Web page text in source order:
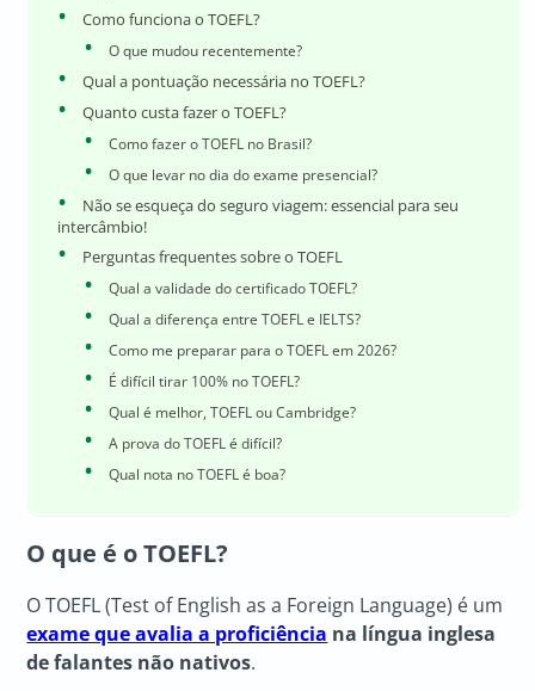
Como funciona o TOEFL?
O que mudou recentemente?
Qual a pontuação necessária no TOEFL?
Quanto custa fazer o TOEFL?
Como fazer o TOEFL no Brasil?
O que levar no dia do exame presencial?
Não se esqueça do seguro viagem: essencial para seu
intercâmbio!
Perguntas frequentes sobre o TOEFL
Qual a validade do certificado TOEFL?
Qual a diferença entre TOEFL e IELTS?
Como me preparar para o TOEFL em 2026?
É difícil tirar 100% no TOEFL?
Qual é melhor, TOEFL ou Cambridge?
A prova do TOEFL é difícil?
Qual nota no TOEFL é boa?
O que é o TOEFL?
O TOEFL (Test of English as a Foreign Language) é um
exame que avalia a proficiência na língua inglesa
de falantes não nativos.